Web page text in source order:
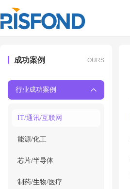
成功案例 OURS
行业成功案例
IT/通讯/互联网
能源/化工
芯片/半导体
制药/生物/医疗